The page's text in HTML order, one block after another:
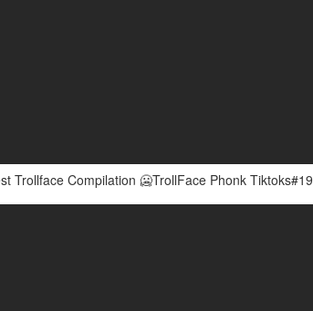
Trollface Compilation 🥶TrollFace Phonk Tiktoks#19